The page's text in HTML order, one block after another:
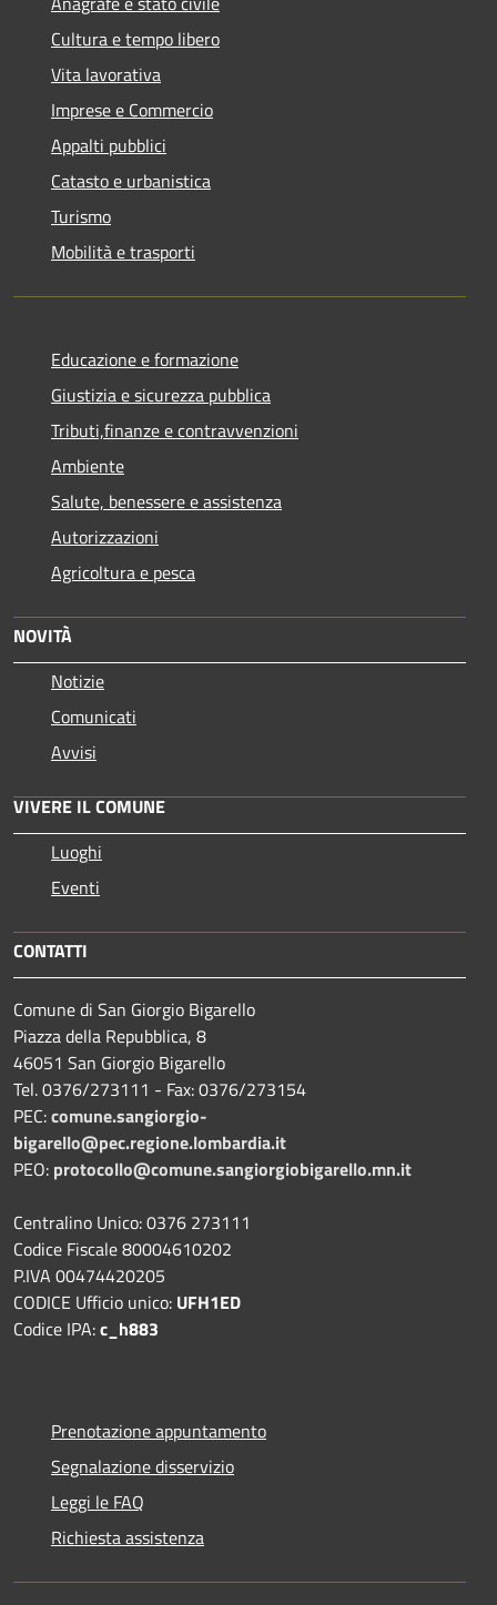
Cultura e tempo libero
Vita lavorativa
Imprese e Commercio
Appalti pubblici
Catasto e urbanistica
Turismo
Mobilità e trasporti
Educazione e formazione
Giustizia e sicurezza pubblica
Tributi,finanze e contravvenzioni
Ambiente
Salute, benessere e assistenza
Autorizzazioni
Agricoltura e pesca
NOVITÀ
Notizie
Comunicati
Avvisi
VIVERE IL COMUNE
Luoghi
Eventi
CONTATTI
Comune di San Giorgio Bigarello
Piazza della Repubblica, 8
46051 San Giorgio Bigarello
Tel. 0376/273111 - Fax: 0376/273154
PEC:comune.sangiorgio-
bigarello@pec.regione.lombardia.it
PEO: protocollo@comune.sangiorgiobigarello.mn.it
Centralino Unico: 0376 273111
Codice Fiscale 80004610202
P.IVA 00474420205
CODICE Ufficio unico: UFH1ED
Codice IPA:c_h883
Prenotazione appuntamento
Segnalazione disservizio
Leggi le FAQ
Richiesta assistenza